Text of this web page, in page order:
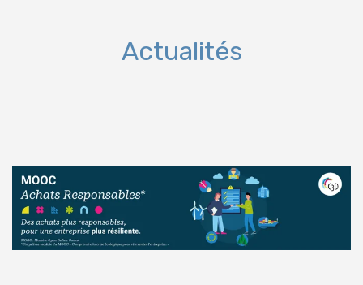
Actualités